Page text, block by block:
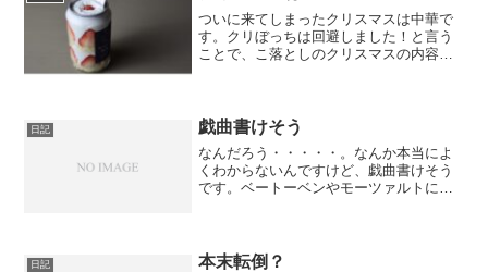
ついに来てしまったクリスマスは中華で
す。クリぼっちは回避しました！と言う
ことで、こ落としのクリスマスの内容
ぁ動画編集合宿なので、北京...
日記 戯曲書けそう
なんだろう・・・・・。なんか本当によ
くわからないんですけど、戯曲書けそう
です。ベートーベンやモーツァルトには
るのは120も承知ですが...
日記 本末転倒？